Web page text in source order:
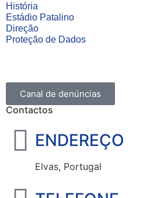
História
Estádio Patalino
Direção
Proteção de Dados
Canal de denúncias
Contactos
ENDEREÇO
Elvas, Portugal